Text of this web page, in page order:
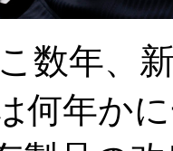
数年、
何年か